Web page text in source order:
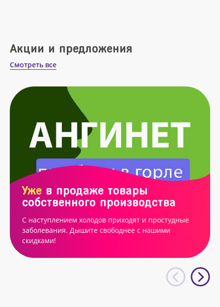
Акции и предложения
Смотреть все
Уже в продаже товары
собственного производства
С наступлением холодов приходят и простудные
заболевания. Дышите свободнее с нашими
скидками!